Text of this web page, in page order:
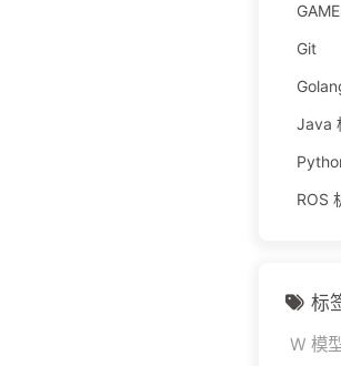
Git
Java
ROS
标
W 模